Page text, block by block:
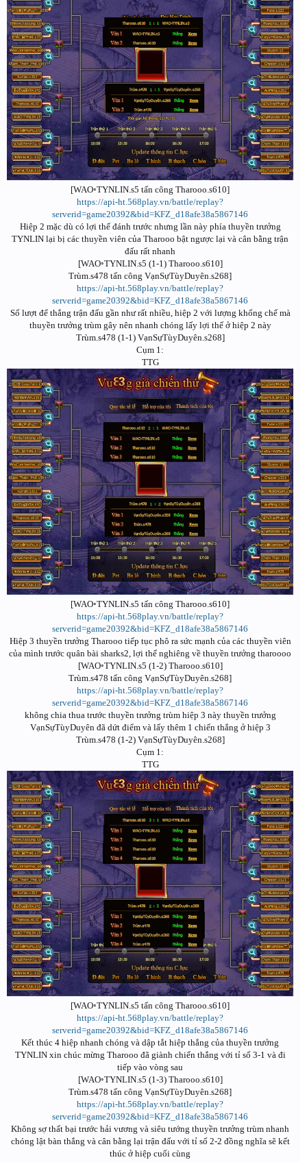
[WAO◦TYNLIN.s5 tấn công Tharooo.s610]
https://api-ht.568play.vn/battle/replay?
serverid=game20392&bid=KFZ_d18afe38a5867146
Hiệp 2 mặc dù có lợi thế đánh trước nhưng lần này phía thuyền trưởng
TYNLIN lại bị các thuyền viên của Tharooo bật ngược lại và cân bằng trận
đấu rất nhanh
[WAO◦TYNLIN.s5 (1-1) Tharooo.s610]
Trùm.s478 tấn công VạnSựTùyDuyên.s268]
https://api-ht.568play.vn/battle/replay?
serverid=game20392&bid=KFZ_d18afe38a5867146
Số lượt để thắng trận đấu gần như rất nhiều, hiệp 2 với lượng khống chế mà
thuyền trưởng trùm gây nên nhanh chóng lấy lợi thế ở hiệp 2 này
Trùm.s478 (1-1) VạnSựTùyDuyên.s268]
Cụm 1:
TTG
[WAO◦TYNLIN.s5 tấn công Tharooo.s610]
https://api-ht.568play.vn/battle/replay?
serverid=game20392&bid=KFZ_d18afe38a5867146
Hiệp 3 thuyền trưởng Tharooo tiếp tục phô ra sức mạnh của các thuyền viên
của mình trước quân bài sharks2, lợi thế nghiêng về thuyền trưởng tharoooo
[WAO◦TYNLIN.s5 (1-2) Tharooo.s610]
Trùm.s478 tấn công VạnSựTùyDuyên.s268]
https://api-ht.568play.vn/battle/replay?
serverid=game20392&bid=KFZ_d18afe38a5867146
không chia thua trước thuyền trưởng trùm hiệp 3 này thuyền trưởng
VạnSựTùyDuyên đã dứt điểm và lấy thêm 1 chiến thắng ở hiệp 3
Trùm.s478 (1-2) VạnSựTùyDuyên.s268]
Cụm 1:
TTG
[WAO◦TYNLIN.s5 tấn công Tharooo.s610]
https://api-ht.568play.vn/battle/replay?
serverid=game20392&bid=KFZ_d18afe38a5867146
Kết thúc 4 hiệp nhanh chóng và dập tắt hiệp thắng của thuyền trưởng
TYNLIN xin chúc mừng Tharooo đã giành chiến thắng với tỉ số 3-1 và đi
tiếp vào vòng sau
[WAO◦TYNLIN.s5 (1-3) Tharooo.s610]
Trùm.s478 tấn công VạnSựTùyDuyên.s268]
https://api-ht.568play.vn/battle/replay?
serverid=game20392&bid=KFZ_d18afe38a5867146
Không sợ thất bại trước hải vương và siêu tướng thuyền trưởng trùm nhanh
chóng lật bàn thắng và cân bằng lại trận đấu với tỉ số 2-2 đồng nghĩa sẽ kết
thúc ở hiệp cuối cùng